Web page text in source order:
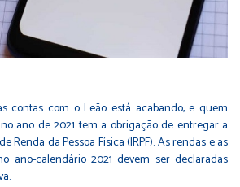
contas com o Leão está acabando, e quem
ano de 2021 tem a obrigação de entregar a
Renda da Pessoa Física (IRPF). As rendas e as
ano-calendário 2021 devem ser declaradas